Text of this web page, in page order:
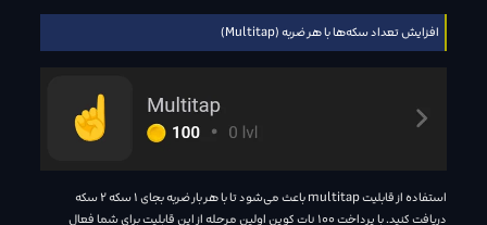
افزایش تعداد سکه‌ها با هر ضربه (Multitap)
استفاده از قابلیت multitap باعث می‌شود تا با هر بار ضربه بجای 1 سکه 2 سکه
دریافت کنید. با پرداخت 100 نات کوین اولین مرحله از این قابلیت برای شما فعال